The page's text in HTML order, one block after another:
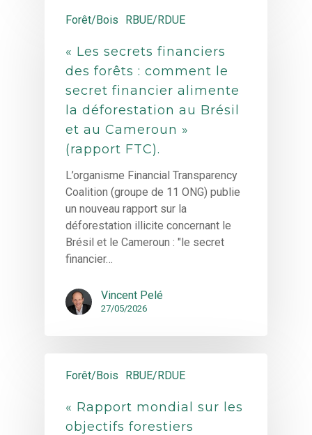
Forêt/Bois RBUE/RDUE
« Les secrets financiers
des forêts : comment le
secret financier alimente
la déforestation au Brésil
et au Cameroun »
(rapport FTC).
L’organisme Financial Transparency
Coalition (groupe de 11 ONG) publie
un nouveau rapport sur la
déforestation illicite concernant le
Brésil et le Cameroun : "le secret
financier…
Vincent Pelé
27/05/2026
Forêt/Bois RBUE/RDUE
« Rapport mondial sur les
objectifs forestiers